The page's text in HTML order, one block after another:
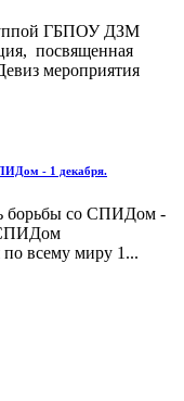
ГБПОУ ДЗМ
посвященная
мероприятия
- 1 декабря.
борьбы со СПИДом -
СПИДом
всему миру 1...